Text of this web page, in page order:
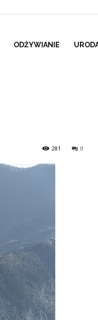
ODŻYWIANIE
0
281